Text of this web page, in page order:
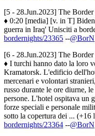
[5 - 28.Jun.2023] The Border
♦ 0:20 [media] [v. in T]
guerra in Iraq' Unisciti a
bordernights/23365 --@BorN
[6 - 28.Jun.2023] The Border
♦ I turchi hanno dato la loro
Kramatorsk. L'edificio
mercenari e volontari
russo durante le ore diurne,
persone. L'hotel ospitava un
forze speciali e personale
sotto la copertura dei ... (+16
bordernights/23364 --@BorN